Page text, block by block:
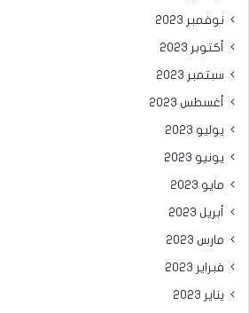
نوفمبر 2023
أكتوبر 2023
سبتمبر 2023
أغسطس 2023
يوليو 2023
يونيو 2023
مايو 2023
أبريل 2023
مارس 2023
فبراير 2023
يناير 2023